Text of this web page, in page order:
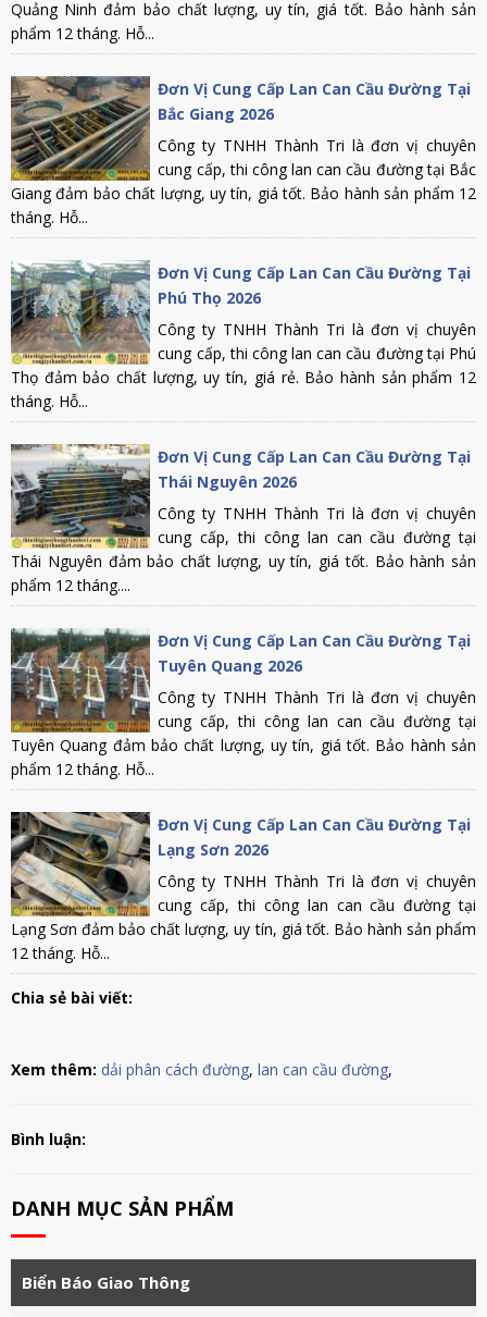
Quảng Ninh đảm bảo chất lượng, uy tín, giá tốt. Bảo hành sản
phẩm 12 tháng. Hỗ...
Đơn Vị Cung Cấp Lan Can Cầu Đường Tại
Bắc Giang 2026
Công ty TNHH Thành Tri là đơn vị chuyên
cung cấp, thi công lan can cầu đường tại Bắc
Giang đảm bảo chất lượng, uy tín, giá tốt. Bảo hành sản phẩm 12
tháng. Hỗ...
Đơn Vị Cung Cấp Lan Can Cầu Đường Tại
Phú Thọ 2026
Công ty TNHH Thành Tri là đơn vị chuyên
cung cấp, thi công lan can cầu đường tại Phú
Thọ đảm bảo chất lượng, uy tín, giá rẻ. Bảo hành sản phẩm 12
tháng. Hỗ...
Đơn Vị Cung Cấp Lan Can Cầu Đường Tại
Thái Nguyên 2026
Công ty TNHH Thành Tri là đơn vị chuyên
cung cấp, thi công lan can cầu đường tại
Thái Nguyên đảm bảo chất lượng, uy tín, giá tốt. Bảo hành sản
phẩm 12 tháng....
Đơn Vị Cung Cấp Lan Can Cầu Đường Tại
Tuyên Quang 2026
Công ty TNHH Thành Tri là đơn vị chuyên
cung cấp, thi công lan can cầu đường tại
Tuyên Quang đảm bảo chất lượng, uy tín, giá tốt. Bảo hành sản
phẩm 12 tháng. Hỗ...
Đơn Vị Cung Cấp Lan Can Cầu Đường Tại
Lạng Sơn 2026
Công ty TNHH Thành Tri là đơn vị chuyên
cung cấp, thi công lan can cầu đường tại
Lạng Sơn đảm bảo chất lượng, uy tín, giá tốt. Bảo hành sản phẩm
12 tháng. Hỗ...
Chia sẻ bài viết:
Xem thêm: dải phân cách đường, lan can cầu đường,
Bình luận:
DANH MỤC SẢN PHẨM
Biển Báo Giao Thông